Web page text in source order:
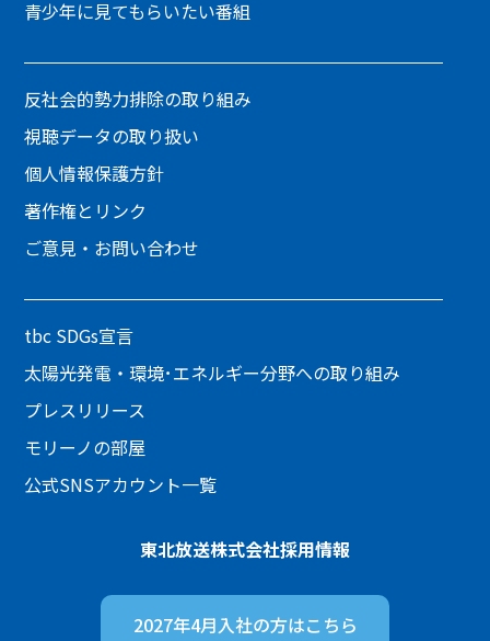
青少年に見てもらいたい番組
反社会的勢力排除の取り組み
視聴データの取り扱い
個人情報保護方針
著作権とリンク
ご意見・お問い合わせ
tbc SDGs宣言
太陽光発電・環境･エネルギー分野への取り組み
プレスリリース
モリーノの部屋
公式SNSアカウント一覧
東北放送株式会社採用情報
2027年4月入社の方はこちら